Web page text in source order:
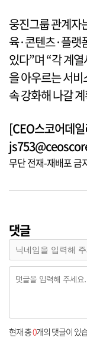
웅진그룹 관계자
육·콘텐츠·플랫
있다”며 “각 계
을 아우르는 서
속 강화해 나갈
[CEO스코어데
무단 전재-재배포 금
댓글
현재 총0개의 댓글이 있